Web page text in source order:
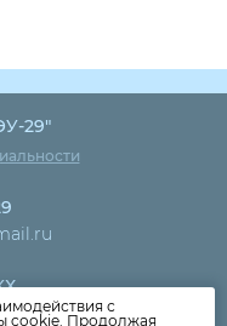
29"
с
cookie. Продолжая